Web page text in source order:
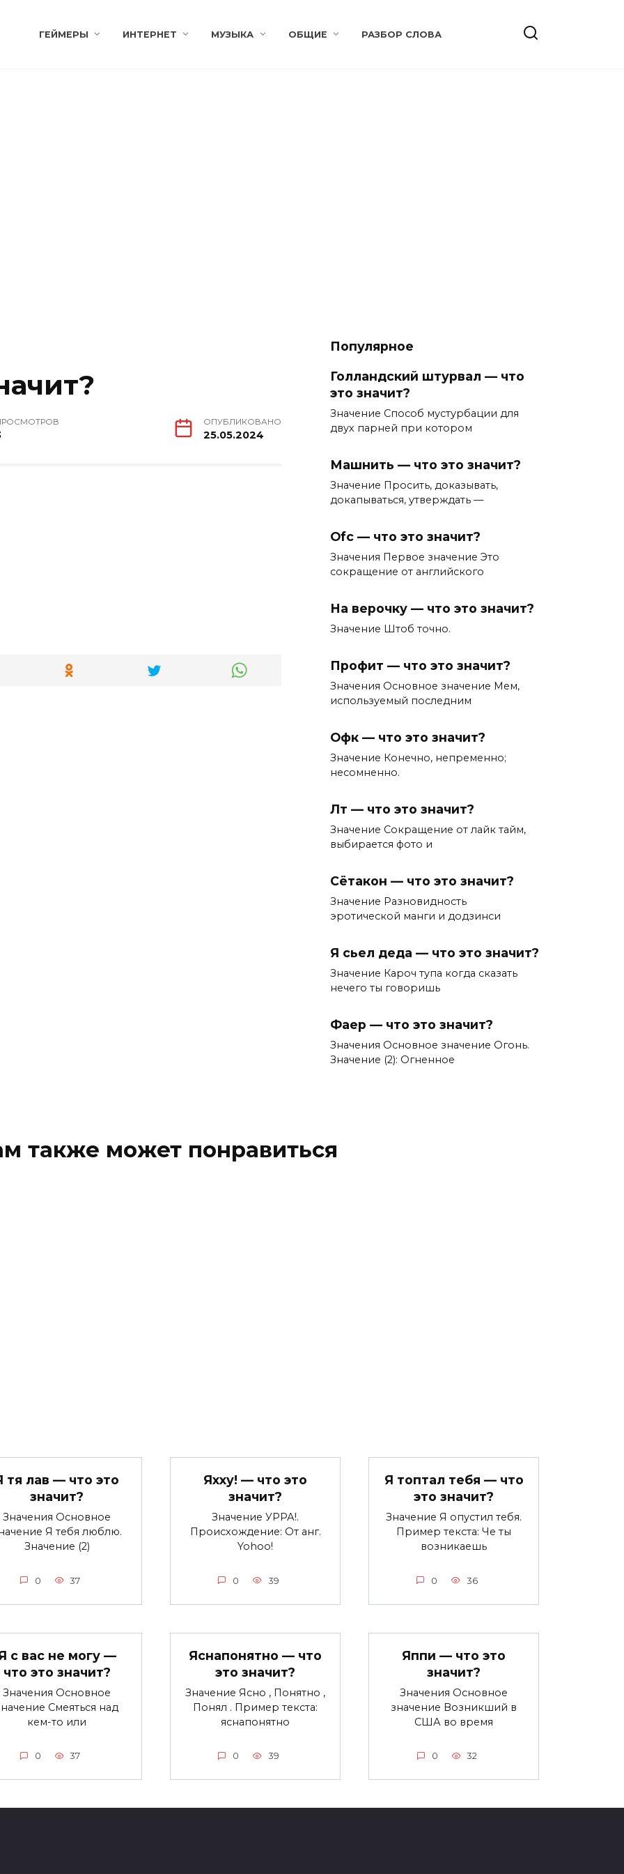
ГЕЙМЕРЫ ИНТЕРНЕТ МУЗЫКА ОБЩИЕ РАЗБОР СЛОВА
ОПУБЛИКОВАНО
25.05.2024
Популярное
Голландский штурвал — что
это значит?
Значение Способ мустурбации для
двух парней при котором
Машнить — что это значит?
Значение Просить, доказывать,
докапываться, утверждать —
Ofc — что это значит?
Значения Первое значение Это
сокращение от английского
На верочку — что это значит?
Значение Штоб точно.
Профит — что это значит?
Значения Основное значение Мем,
используемый последним
Офк — что это значит?
Значение Конечно, непременно;
несомненно.
Лт — что это значит?
Значение Сокращение от лайк тайм,
выбирается фото и
Сётакон — что это значит?
Значение Разновидность
эротической манги и додзинси
Я сьел деда — что это значит?
Значение Кароч тупа когда сказать
нечего ты говоришь
Фаер — что это значит?
Значения Основное значение Огонь.
Значение (2): Огненное
также может понравиться
тя лав — что это
значит?
Значения Основное
Я тебя люблю.
Значение (2)
0 37
Яхху! — что это
значит?
Значение УРРА!.
Происхождение: От анг.
Yohoo!
0 39
Я топтал тебя — что
это значит?
Значение Я опустил тебя.
Пример текста: Че ты
возникаешь
0 36
с вас не могу —
что это значит?
Значения Основное
Смеяться над
кем-то или
0 37
Яснапонятно — что
это значит?
Значение Ясно , Понятно ,
Понял . Пример текста:
яснапонятно
0 39
Яппи — что это
значит?
Значения Основное
значение Возникший в
США во время
0 32